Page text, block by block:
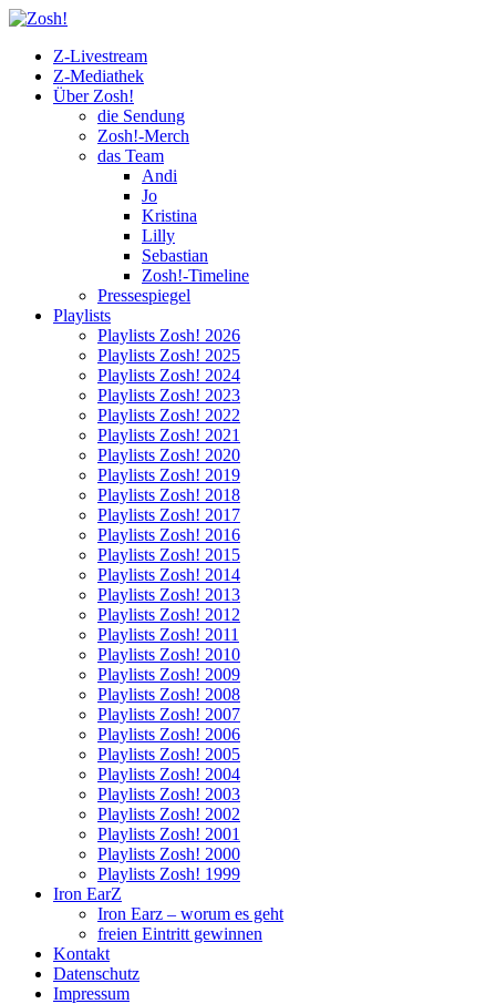
Z-Livestream
Z-Mediathek
Über Zosh!
die Sendung
Zosh!-Merch
das Team
Andi
Jo
Kristina
Lilly
Sebastian
Zosh!-Timeline
Pressespiegel
Playlists
Playlists Zosh! 2026
Playlists Zosh! 2025
Playlists Zosh! 2024
Playlists Zosh! 2023
Playlists Zosh! 2022
Playlists Zosh! 2021
Playlists Zosh! 2020
Playlists Zosh! 2019
Playlists Zosh! 2018
Playlists Zosh! 2017
Playlists Zosh! 2016
Playlists Zosh! 2015
Playlists Zosh! 2014
Playlists Zosh! 2013
Playlists Zosh! 2012
Playlists Zosh! 2011
Playlists Zosh! 2010
Playlists Zosh! 2009
Playlists Zosh! 2008
Playlists Zosh! 2007
Playlists Zosh! 2006
Playlists Zosh! 2005
Playlists Zosh! 2004
Playlists Zosh! 2003
Playlists Zosh! 2002
Playlists Zosh! 2001
Playlists Zosh! 2000
Playlists Zosh! 1999
Iron EarZ
Iron Earz – worum es geht
freien Eintritt gewinnen
Kontakt
Datenschutz
Impressum